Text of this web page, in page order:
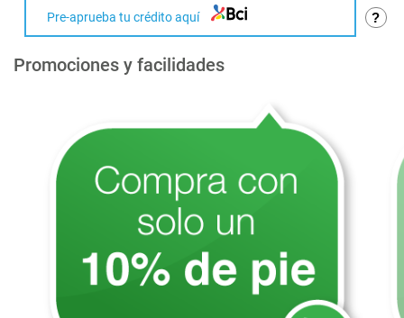
Pre-aprueba tu crédito aquí ?
Promociones y facilidades